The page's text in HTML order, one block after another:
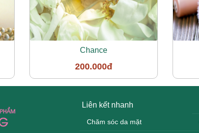
Chance
200.000đ
Liên kết nhanh
Chăm sóc da mặt